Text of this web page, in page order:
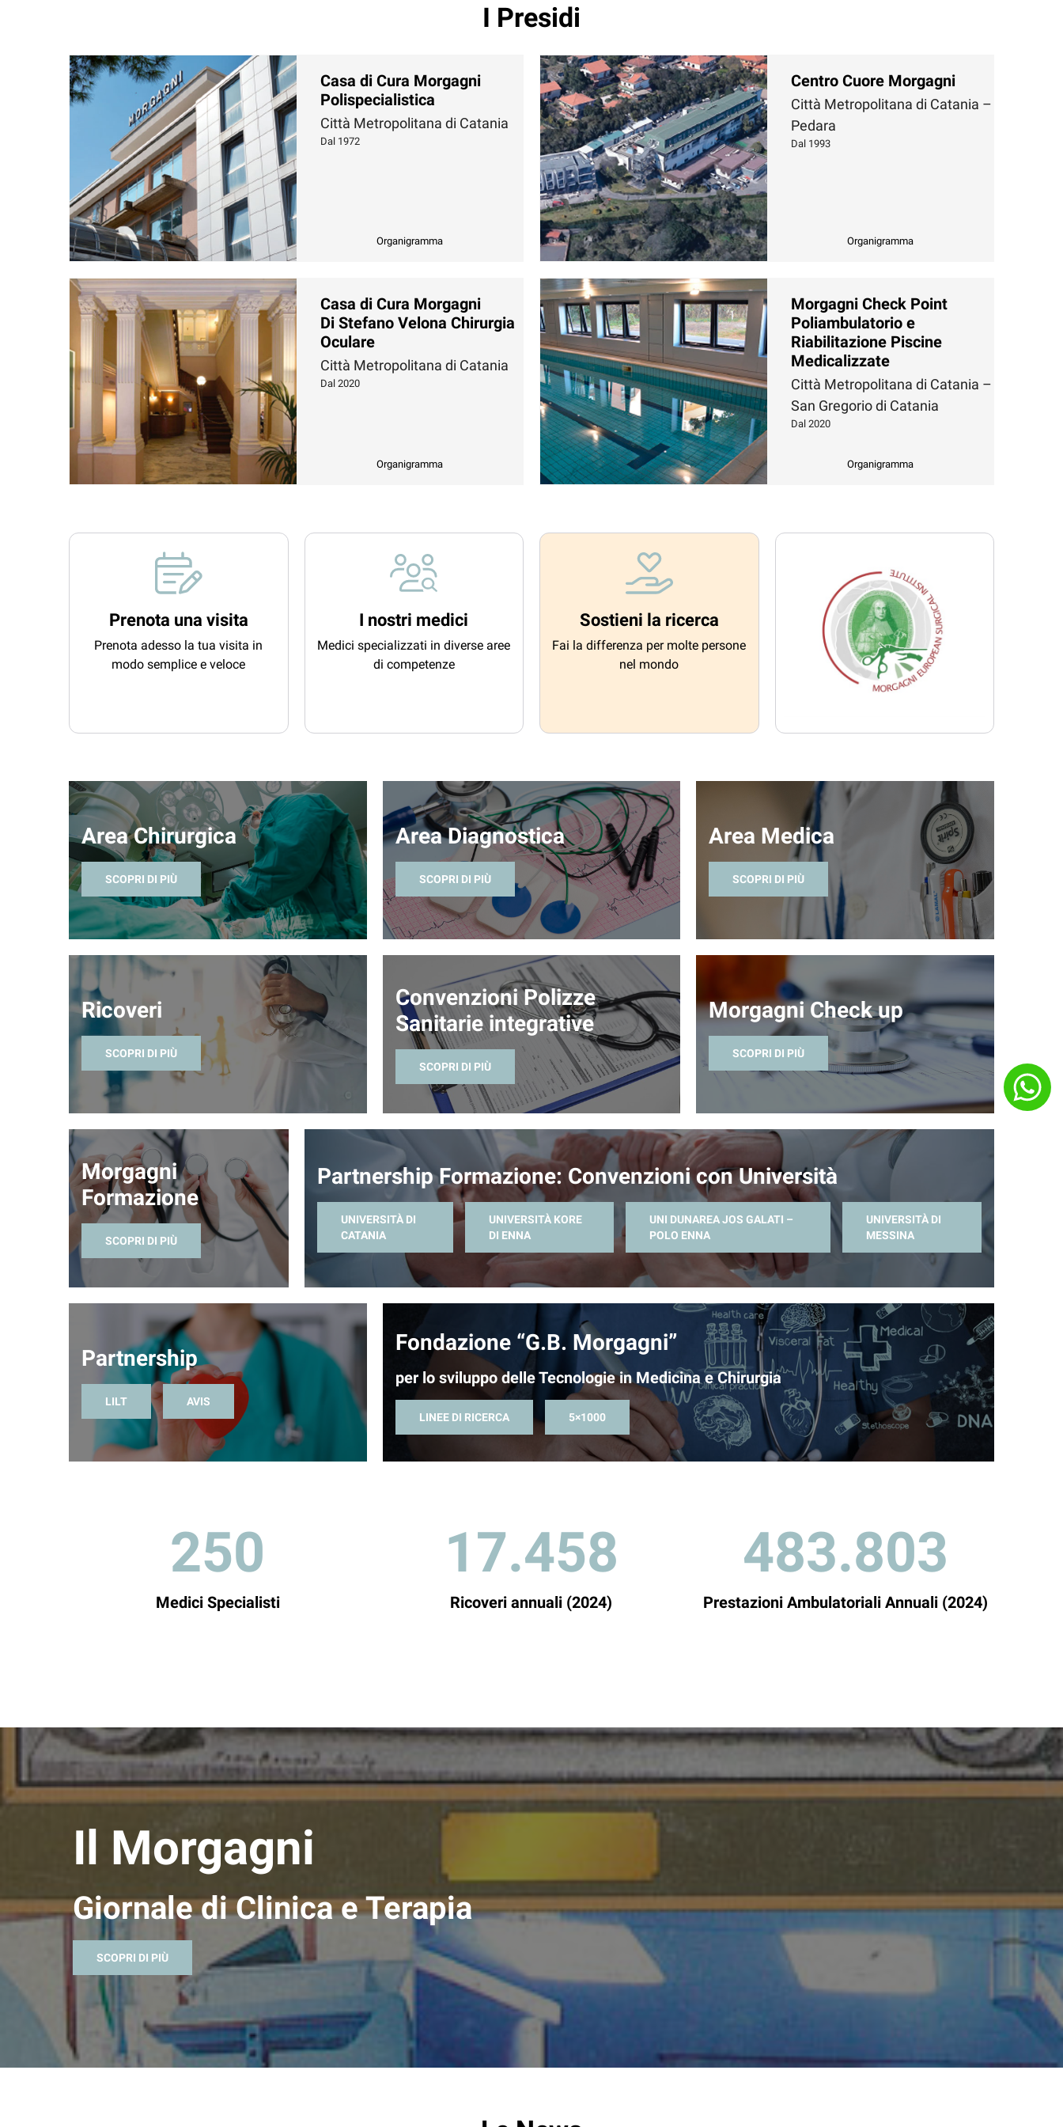
I Presidi
Casa di Cura Morgagni
Polispecialistica
Città Metropolitana di Catania
Dal 1972
Organigramma
Centro Cuore Morgagni
Città Metropolitana di Catania –
Pedara
Dal 1993
Organigramma
Casa di Cura Morgagni
Di Stefano Velona Chirurgia
Oculare
Città Metropolitana di Catania
Dal 2020
Organigramma
Morgagni Check Point
Poliambulatorio e
Riabilitazione Piscine
Medicalizzate
Città Metropolitana di Catania –
San Gregorio di Catania
Dal 2020
Organigramma
Prenota una visita
Prenota adesso la tua visita in
modo semplice e veloce
I nostri medici
Medici specializzati in diverse aree
di competenze
Sostieni la ricerca
Fai la differenza per molte persone
nel mondo
Area Chirurgica
SCOPRI DI PIÙ
Area Diagnostica
SCOPRI DI PIÙ
Area Medica
SCOPRI DI PIÙ
Ricoveri
SCOPRI DI PIÙ
Convenzioni Polizze
Sanitarie integrative
SCOPRI DI PIÙ
Morgagni Check up
SCOPRI DI PIÙ
Morgagni
Formazione
SCOPRI DI PIÙ
Partnership Formazione: Convenzioni con Università
UNIVERSITÀ DI
CATANIA
UNIVERSITÀ KORE
DI ENNA
UNI DUNAREA JOS GALATI –
POLO ENNA
UNIVERSITÀ DI
MESSINA
Partnership
LILT AVIS
Fondazione “G.B. Morgagni”
per lo sviluppo delle Tecnologie in Medicina e Chirurgia
LINEE DI RICERCA 5×1000
250
Medici Specialisti
17.458
Ricoveri annuali (2024)
483.803
Prestazioni Ambulatoriali Annuali (2024)
Il Morgagni
Giornale di Clinica e Terapia
SCOPRI DI PIÙ